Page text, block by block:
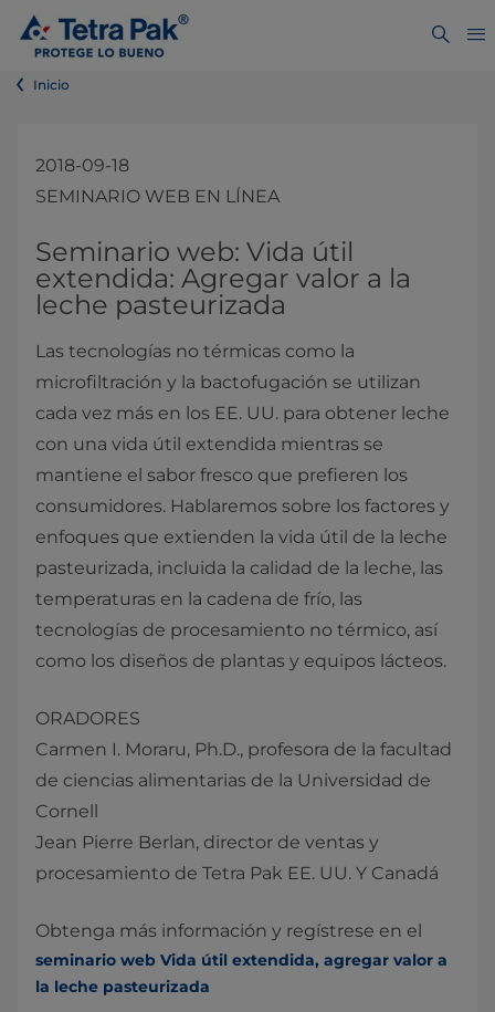
Inicio
2018-09-18
SEMINARIO WEB EN LÍNEA
Seminario web: Vida útil
extendida: Agregar valor a la
leche pasteurizada
Las tecnologías no térmicas como la
microfiltración y la bactofugación se utilizan
cada vez más en los EE. UU. para obtener leche
con una vida útil extendida mientras se
mantiene el sabor fresco que prefieren los
consumidores. Hablaremos sobre los factores y
enfoques que extienden la vida útil de la leche
pasteurizada, incluida la calidad de la leche, las
temperaturas en la cadena de frío, las
tecnologías de procesamiento no térmico, así
como los diseños de plantas y equipos lácteos.
ORADORES
Carmen I. Moraru, Ph.D., profesora de la facultad
de ciencias alimentarias de la Universidad de
Cornell
Jean Pierre Berlan, director de ventas y
procesamiento de Tetra Pak EE. UU. Y Canadá
Obtenga más información y regístrese en el
seminario web Vida útil extendida, agregar valor a
la leche pasteurizada